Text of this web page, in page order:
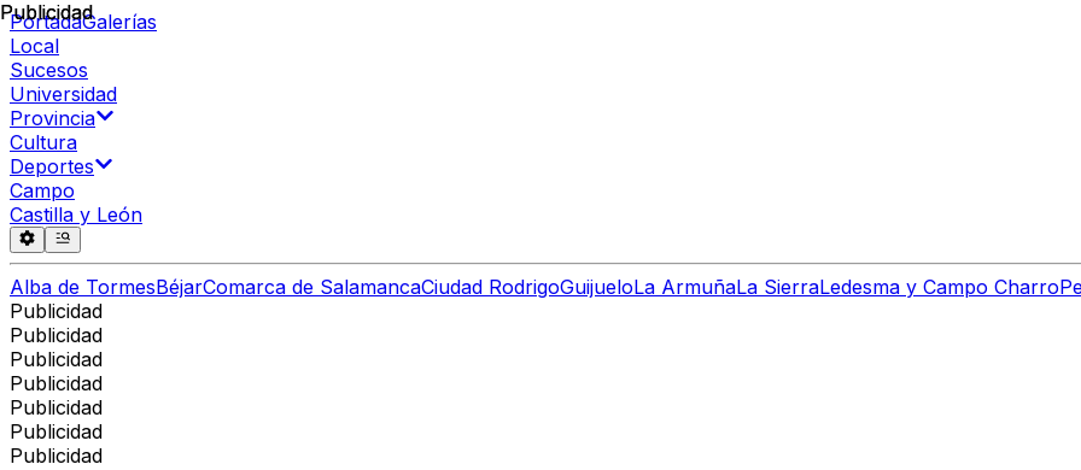
PortadaGalerías
Local
Sucesos
Universidad
Provincia
Cultura
Deportes
Campo
Castilla y León
Alba de TormesBéjarComarca de SalamancaCiudad RodrigoGuijueloLa ArmuñaLa SierraLedesma y Campo Charro
Publicidad
Publicidad
Publicidad
Publicidad
Publicidad
Publicidad
Publicidad
Publicidad
Publicidad